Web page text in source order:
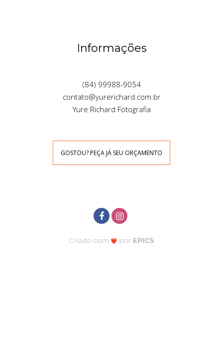
Informações
(84) 99988-9054
contato@yurerichard.com.br
Yure Richard Fotografia
GOSTOU? PEÇA JÁ SEU ORÇAMENTO